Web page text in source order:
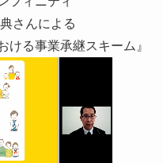
さんによる
ける事業承継スキーム』